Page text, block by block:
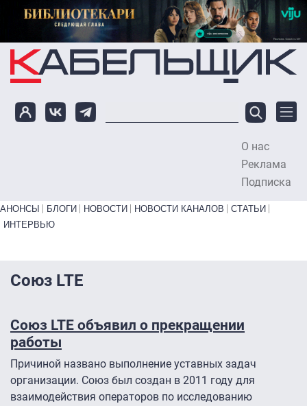
Перейти к основному содержанию
О нас
Реклама
Подписка
Primary links bottom
АНОНСЫ БЛОГИ НОВОСТИ НОВОСТИ КАНАЛОВ
СТАТЬИ
ИНТЕРВЬЮ
Союз LTE
Союз LTE объявил о прекращении
работы
Причиной названо выполнение уставных задач
организации. Союз был создан в 2011 году для
взаимодействия операторов по исследованию